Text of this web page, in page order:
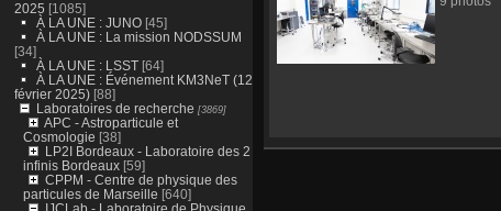
2025 [1085]
À LA UNE : JUNO [45]
À LA UNE : La mission NODSSUM
[34]
À LA UNE : LSST[64]
À LA UNE : Événement KM3NeT (12
février 2025)[88]
Laboratoires de recherche [3869]
APC - Astroparticule et
Cosmologie [38]
LP2I Bordeaux - Laboratoire des 2
infinis Bordeaux[59]
CPPM - Centre de physique des
particules de Marseille [640]
IJCLab - Laboratoire de Physique